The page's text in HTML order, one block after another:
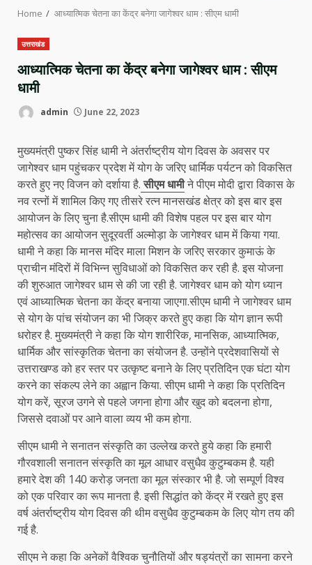
Home आध्यात्मिक चेतना का केंद्र बनेगा जागेश्वर धाम : सीएम धामी
उत्तराखंड
आध्यात्मिक चेतना का केंद्र बनेगा जागेश्वर धाम : सीएम
धामी
admin June 22, 2023
मुख्यमंत्री पुष्कर सिंह धामी ने अंतर्राष्ट्रीय योग दिवस के अवसर पर
जागेश्वर धाम पहुंचकर प्रदेश में योग के जरिए धार्मिक पर्यटन को विकसित
करते हुए नए विजन को दर्शाया है.सीएम धामीने पीएम मोदी द्वारा विकास के
नव रत्नों में शामिल किए गए तीसरे रत्न मानसखंड क्षेत्र को इस बार इस
आयोजन के लिए चुना है.सीएम धामी की विशेष पहल पर इस बार योग
महोत्सव का आयोजन सुदूरवर्ती अल्मोड़ा के जागेश्वर धाम में किया गया.
धामी ने कहा कि मानस मंदिर माला मिशन के जरिए सरकार कुमाऊं के
प्राचीन मंदिरों में विभिन्न सुविधाओं को विकसित कर रही है. इस योजना
की शुरुआत जागेश्वर धाम से की जा रही है. जागेश्वर धाम को योग ध्यान
एवं आध्यात्मिक चेतना का केंद्र बनाया जाएगा.सीएम धामी ने जागेश्वर धाम
से योग के पांच संयोजन का भी जिक्र करते हुए कहा कि योग ज्ञान रूपी
धरोहर है. मुख्यमंत्री ने कहा कि योग शारीरिक, मानसिक, आध्यात्मिक,
धार्मिक और सांस्कृतिक चेतना का संयोजन है. उन्होंने प्रदेशवासियों से
उत्तराखण्ड को हर स्तर पर उत्कृष्ट बनाने के लिए प्रतिदिन एक घंटा योग
करने का संकल्प लेने का अह्वान किया. सीएम धामी ने कहा कि प्रतिदिन
योग करें, सूरज उगने से पहले जगना होगा और खुद को बदलना होगा,
जिससे दवाओं पर आने वाला व्यय भी कम होगा.
सीएम धामी ने सनातन संस्कृति का उल्लेख करते हुये कहा कि हमारी
गौरवशाली सनातन संस्कृति का मूल आधार वसुधैव कुटुम्बकम है. यही
हमारे देश की 140 करोड़ जनता का मूल संस्कार भी है. जो सम्पूर्ण विश्व
को एक परिवार का रूप मानता है. इसी सिद्धांत को केंद्र में रखते हुए इस
वर्ष अंतर्राष्ट्रीय योग दिवस की थीम वसुधैव कुटुम्बकम के लिए योग तय की
गई है.
सीएम ने कहा कि अनेकों वैश्विक चुनौतियों और षड्यंत्रों का सामना करने